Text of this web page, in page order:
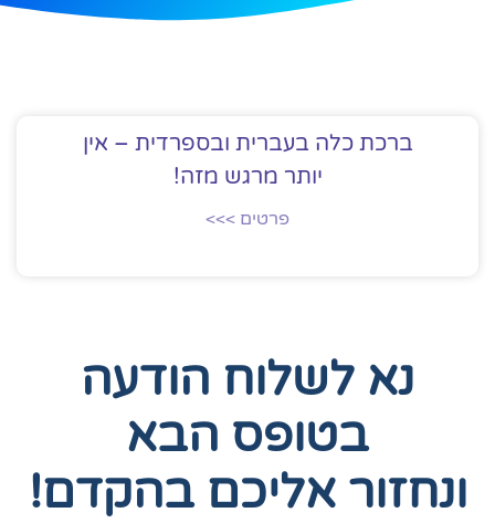
ברכת כלה בעברית ובספרדית – אין
יותר מרגש מזה!
פרטים >>>
נא לשלוח הודעה
בטופס הבא
ונחזור אליכם בהקדם!